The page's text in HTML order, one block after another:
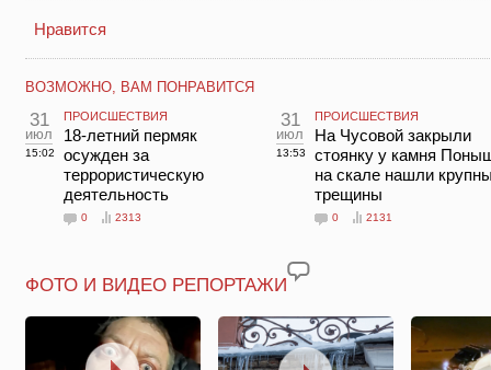
Нравится
ВОЗМОЖНО, ВАМ ПОНРАВИТСЯ
31
июл
15:02
ПРОИСШЕСТВИЯ
18-летний пермяк
осужден за
террористическую
деятельность
0 2313
31
июл
13:53
ПРОИСШЕСТВИЯ
На Чусовой закрыли
стоянку у камня
на скале нашли
трещины
0 2131
ФОТО И ВИДЕО РЕПОРТАЖИ